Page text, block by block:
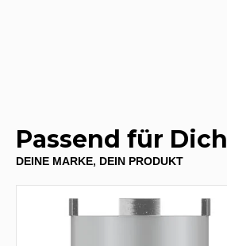
Passend für Dich
DEINE MARKE, DEIN PRODUKT